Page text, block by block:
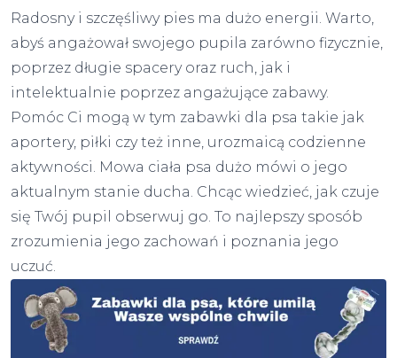
Radosny i szczęśliwy pies ma dużo energii. Warto,
abyś angażował swojego pupila zarówno fizycznie,
poprzez długie spacery oraz ruch, jak i
intelektualnie poprzez angażujące zabawy.
Pomóc Ci mogą w tym zabawki dla psa takie jak
aportery, piłki czy też inne, urozmaicą codzienne
aktywności. Mowa ciała psa dużo mówi o jego
aktualnym stanie ducha. Chcąc wiedzieć, jak czuje
się Twój pupil obserwuj go. To najlepszy sposób
zrozumienia jego zachowań i poznania jego
uczuć.